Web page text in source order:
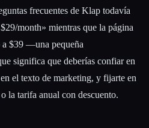
frecuentes de Klap todavía
month» mientras que la página
a $39 —una pequeña
significa que deberías confiar en
el texto de marketing, y fijarte en
la tarifa anual con descuento.